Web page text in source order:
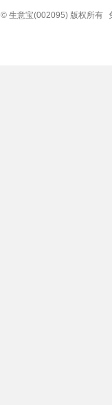
© 生意宝(002095) 版权所有